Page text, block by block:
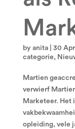
by anita| 30
categorie,
Martien
verwierf
Marketeer. Het
opleiding, vele